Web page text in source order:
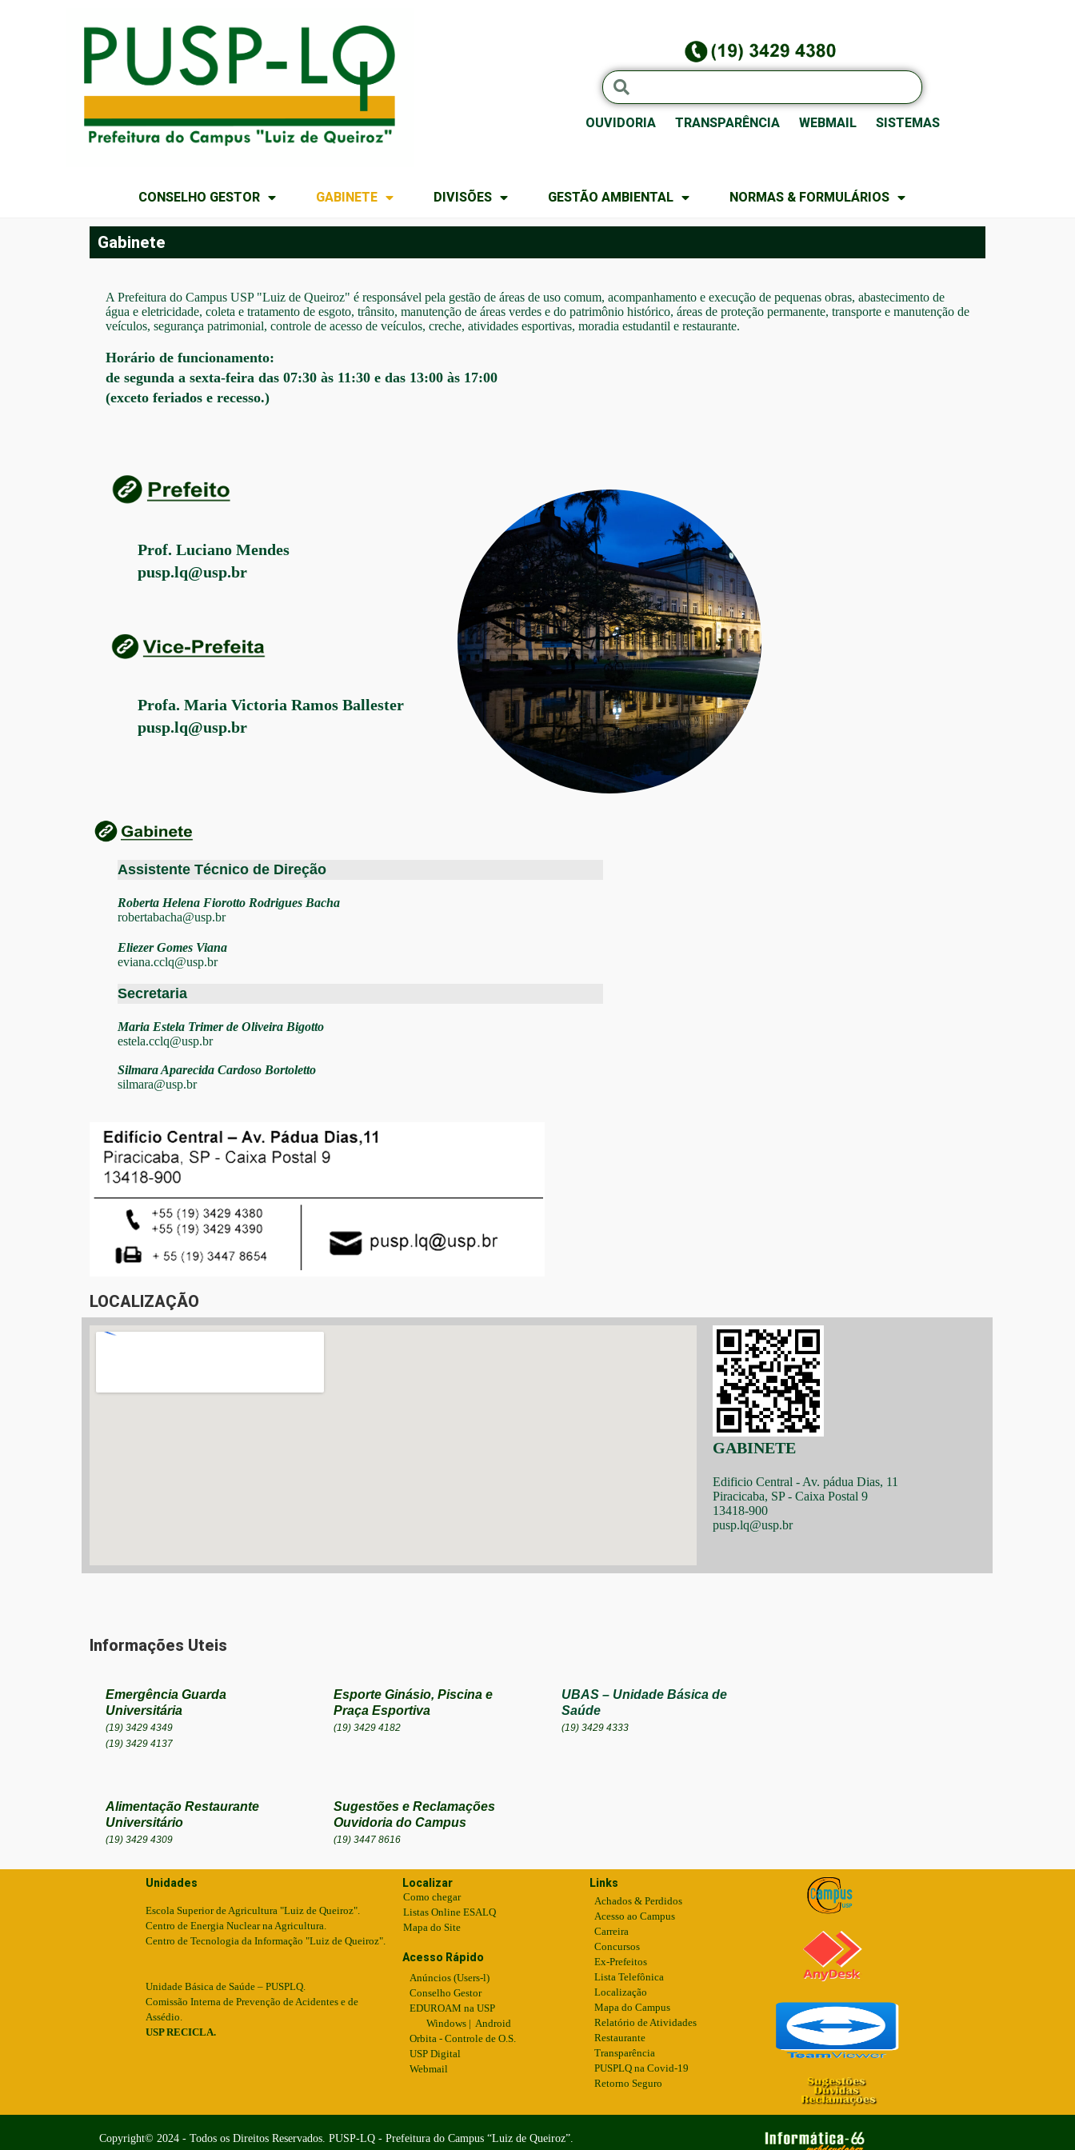
OUVIDORIA TRANSPARÊNCIA WEBMAIL SISTEMAS
CONSELHO GESTOR GABINETE DIVISÕES GESTÃO AMBIENTAL NORMAS & FORMULÁRIOS
Gabinete
A Prefeitura do Campus USP "Luiz de Queiroz" é responsável pela gestão de áreas de uso comum, acompanhamento e execução de pequenas obras, abastecimento de
água e eletricidade, coleta e tratamento de esgoto, trânsito, manutenção de áreas verdes e do patrimônio histórico, áreas de proteção permanente, transporte e manutenção de
veículos, segurança patrimonial, controle de acesso de veículos, creche, atividades esportivas, moradia estudantil e restaurante.
Horário de funcionamento:
de segunda a sexta-feira das 07:30 às 11:30 e das 13:00 às 17:00
(exceto feriados e recesso.)
Prof. Luciano Mendes
pusp.lq@usp.br
Profa. Maria Victoria Ramos Ballester
pusp.lq@usp.br
Assistente Técnico de Direção
Roberta Helena Fiorotto Rodrigues Bacha
robertabacha@usp.br
Eliezer Gomes Viana
eviana.cclq@usp.br
Secretaria
Maria Estela Trimer de Oliveira Bigotto
estela.cclq@usp.br
Silmara Aparecida Cardoso Bortoletto
silmara@usp.br
LOCALIZAÇÃO
GABINETE
Edificio Central - Av. pádua Dias, 11
Piracicaba, SP - Caixa Postal 9
13418-900
pusp.lq@usp.br
Informações Uteis
Emergência Guarda
Universitária
(19) 3429 4349
(19) 3429 4137
Esporte Ginásio, Piscina e
Praça Esportiva
(19) 3429 4182
UBAS – Unidade Básica de
Saúde
(19) 3429 4333
Alimentação Restaurante
Universitário
(19) 3429 4309
Sugestões e Reclamações
Ouvidoria do Campus
(19) 3447 8616
Unidades
Escola Superior de Agricultura "Luiz de Queiroz".
Centro de Energia Nuclear na Agricultura.
Centro de Tecnologia da Informação "Luiz de Queiroz".
Unidade Básica de Saúde – PUSPLQ.
Comissão Interna de Prevenção de Acidentes e de
Assédio.
USP RECICLA.
Localizar
Como chegar
Listas Online ESALQ
Mapa do Site
Acesso Rápido
Anúncios (Users-l)
Conselho Gestor
EDUROAM na USP
Windows |Android
Orbita - Controle de O.S.
USP Digital
Webmail
Links
Achados & Perdidos
Acesso ao Campus
Carreira
Concursos
Ex-Prefeitos
Lista Telefônica
Localização
Mapa do Campus
Relatório de Atividades
Restaurante
Transparência
PUSPLQ na Covid-19
Retorno Seguro
Copyright© 2024 - Todos os Direitos Reservados. PUSP-LQ - Prefeitura do Campus “Luiz de Queiroz”.